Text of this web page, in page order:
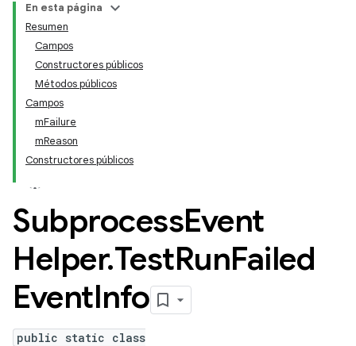
En esta página
Resumen
Campos
Constructores públicos
Métodos públicos
Campos
mFailure
mReason
Constructores públicos
SubprocessEvent
Helper.TestRunFailed
EventInfo
public static class